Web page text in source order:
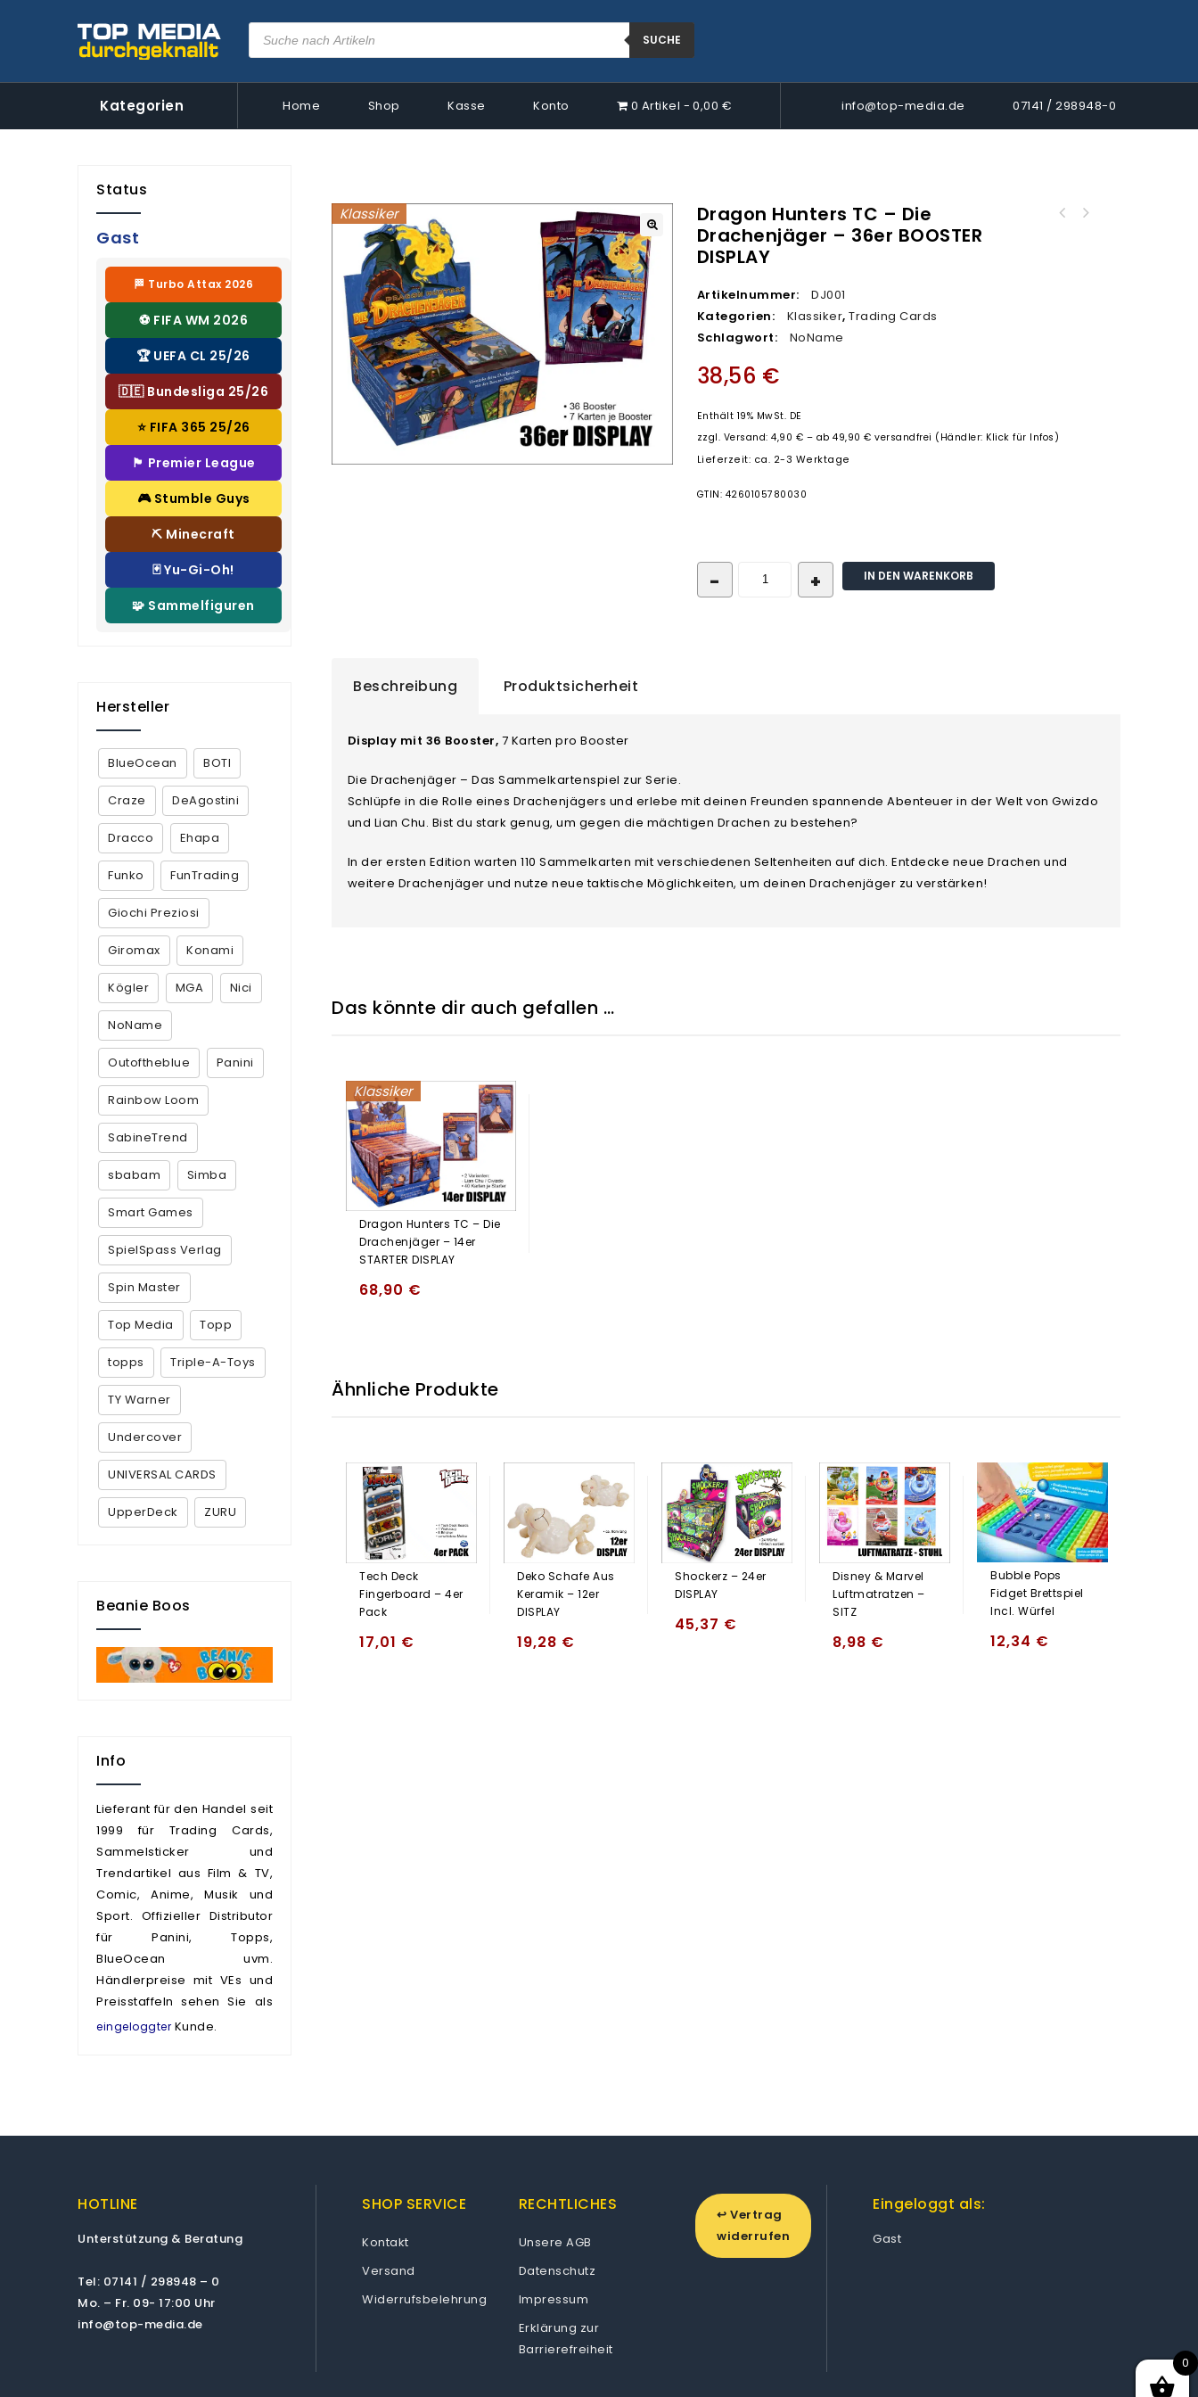
SUCHE
Kategorien Home Shop Kasse Konto 0 Artikel 0,00 € info@top-media.de 07141 / 298948-0
🔍
Klassiker
Dragon Hunters TC – Die
Drachenjäger – 36er BOOSTER
DISPLAY
Artikelnummer:
DJ001
Kategorien:
Klassiker,Trading Cards
Schlagwort:
NoName
38,56 €
Enthält 19% MwSt. DE
zzgl. Versand: 4,90 € – ab 49,90 € versandfrei (Händler: Klick für Infos)
Lieferzeit: ca. 2-3 Werktage
GTIN: 4260105780030
IN DEN WARENKORB
Beschreibung Produktsicherheit
Display mit 36 Booster, 7 Karten pro Booster
Die Drachenjäger – Das Sammelkartenspiel zur Serie.
Schlüpfe in die Rolle eines Drachenjägers und erlebe mit deinen Freunden spannende Abenteuer in der Welt von Gwizdo
und Lian Chu. Bist du stark genug, um gegen die mächtigen Drachen zu bestehen?
In der ersten Edition warten 110 Sammelkarten mit verschiedenen Seltenheiten auf dich. Entdecke neue Drachen und
weitere Drachenjäger und nutze neue taktische Möglichkeiten, um deinen Drachenjäger zu verstärken!
Das könnte dir auch gefallen …
Klassiker
Dragon Hunters TC – Die
Drachenjäger – 14er
STARTER DISPLAY
68,90 €
Ähnliche Produkte
Tech Deck
Fingerboard – 4er
Pack
17,01 €
Deko Schafe Aus
Keramik – 12er
DISPLAY
19,28 €
Shockerz – 24er
DISPLAY
45,37 €
Disney & Marvel
Luftmatratzen –
SITZ
8,98 €
Bubble Pops
Fidget Brettspiel
Incl. Würfel
12,34 €
Status
Gast
🏁 Turbo Attax 2026
⚽ FIFA WM 2026
🏆 UEFA CL 25/26
🇩🇪 Bundesliga 25/26
⭐ FIFA 365 25/26
🏴 Premier League
🎮 Stumble Guys
⛏️ Minecraft
🃏 Yu-Gi-Oh!
🧩 Sammelfiguren
Hersteller
BlueOcean BOTI
Craze DeAgostini
Dracco Ehapa
Funko FunTrading
Giochi Preziosi
Giromax Konami
Kögler MGA Nici
NoName
Outoftheblue Panini
Rainbow Loom
SabineTrend
sbabam Simba
Smart Games
SpielSpass Verlag
Spin Master
Top Media Topp
topps Triple-A-Toys
TY Warner
Undercover
UNIVERSAL CARDS
UpperDeck ZURU
Beanie Boos
Info
Lieferant für den Handel seit
1999 für Trading Cards,
Sammelsticker und
Trendartikel aus Film & TV,
Comic, Anime, Musik und
Sport. Offizieller Distributor
für Panini, Topps,
BlueOcean uvm.
Händlerpreise mit VEs und
Preisstaffeln sehen Sie als
eingeloggter Kunde.
HOTLINE
Unterstützung & Beratung
Tel: 07141 / 298948 – 0
Mo. – Fr. 09- 17:00 Uhr
info@top-media.de
SHOP SERVICE
Kontakt
Versand
Widerrufsbelehrung
RECHTLICHES
Unsere AGB
Datenschutz
Impressum
Erklärung zur
Barrierefreiheit
↩ Vertrag
widerrufen
Eingeloggt als:
Gast
0